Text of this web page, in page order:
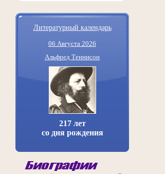
Литературный календарь
06 Августа 2026
Альфред Теннисон
217 лет
со дня рождения